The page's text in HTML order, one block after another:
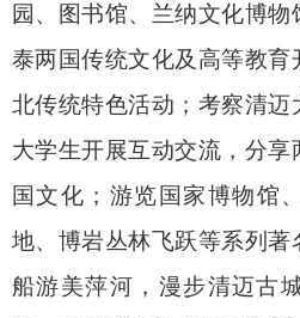
园、图书馆、兰纳文化博
泰两国传统文化及高等教
北传统特色活动；考察清
大学生开展互动交流，分享
国文化；游览国家博物馆
地、博岩丛林飞跃等系列著
船游美萍河，漫步清迈古